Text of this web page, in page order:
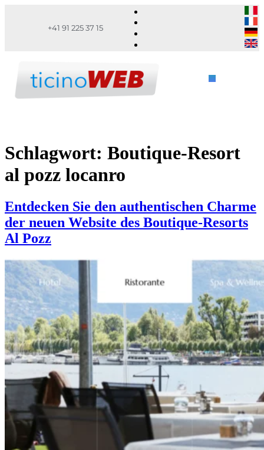
+41 91 225 37 15
Schlagwort: Boutique-Resort
al pozz locanro
Entdecken Sie den authentischen Charme
der neuen Website des Boutique-Resorts
Al Pozz